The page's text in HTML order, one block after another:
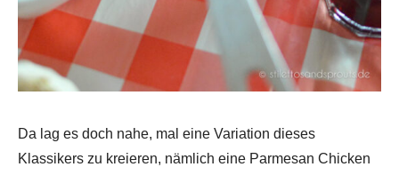
Da lag es doch nahe, mal eine Variation dieses
Klassikers zu kreieren, nämlich eine Parmesan Chicken